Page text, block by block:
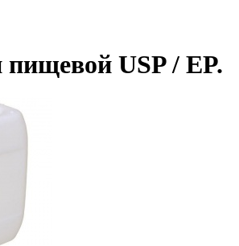
пищевой USP / EP.